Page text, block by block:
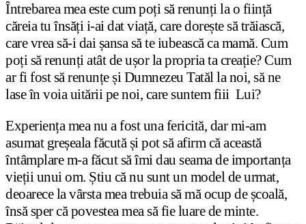
Întrebarea mea este cum poți să renunți la o ființă
căreia tu însăți i-ai dat viață, care dorește să trăiască,
care vrea să-i dai șansa să te iubească ca mamă. Cum
poți să renunți atât de ușor la propria ta creație? Cum
ar fi fost să renunțe și Dumnezeu Tatăl la noi, să ne
lase în voia uitării pe noi, care suntem fiii Lui?
Experiența mea nu a fost una fericită, dar mi-am
asumat greșeala făcută și pot să afirm că această
întâmplare m-a făcut să îmi dau seama de importanța
vieții unui om. Știu că nu sunt un model de urmat,
deoarece la vârsta mea trebuia să mă ocup de școală,
însă sper că povestea mea să fie luare de minte.